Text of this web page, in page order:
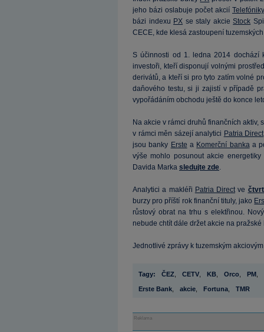
jeho bázi oslabuje počet akcií Telefóniky
bázi indexu PX se staly akcieStock
CECE, kde klesá zastoupení
S účinnosti od 1. ledna 2014 dochází
investoři, kteří disponují volnými
derivátů, a kteří si pro tyto zatím volné
daňového testu, si ji zajistí v případě
vypořádáním obchodu ještě do konce
Na akcie v rámci druhů finančních
v rámci měn sázejí analytici Patria Direct
jsou banky Erste a Komerční bankaa
výše mohlo posunout akcie energetiky
Davida Marka sledujte zde.
Analytici a makléři Patria Directve
burzy pro příští rok finanční tituly, jako
růstový obrat na trhu s elektřinou.
nebude chtít dále držet akcie na pražské
Jednotlivé zprávy k tuzemským
Tagy: ČEZ CETV KB Orco PM
Erste Bank akcie Fortuna TMR
Reklama